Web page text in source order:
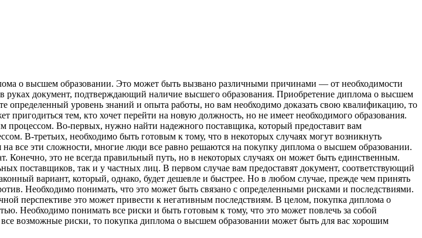
о высшем образовании. Это может быть вызвано различными причинами — от необходимости
руках документ, подтверждающий наличие высшего образования. Приобретение диплома о высшем
уровень знаний и опыта работы, но вам необходимо доказать свою квалификацию, то
тем, кто хочет перейти на новую должность, но не имеет необходимого образования.
процессом. Во-первых, нужно найти надежного поставщика, который предоставит вам
В-третьих, необходимо быть готовым к тому, что в некоторых случаях могут возникнуть
на все эти сложности, многие люди все равно решаются на покупку диплома о высшем образовании.
это не всегда правильный путь, но в некоторых случаях он может быть единственным.
поставщиков, так и у частных лиц. В первом случае вам предоставят документ, соответствующий
вариант, который, однако, будет дешевле и быстрее. Но в любом случае, прежде чем принять
Необходимо понимать, что это может быть связано с определенными рисками и последствиями.
перспективе это может привести к негативным последствиям. В целом, покупка диплома о
Необходимо понимать все риски и быть готовым к тому, что это может повлечь за собой
возможные риски, то покупка диплома о высшем образовании может быть для вас хорошим